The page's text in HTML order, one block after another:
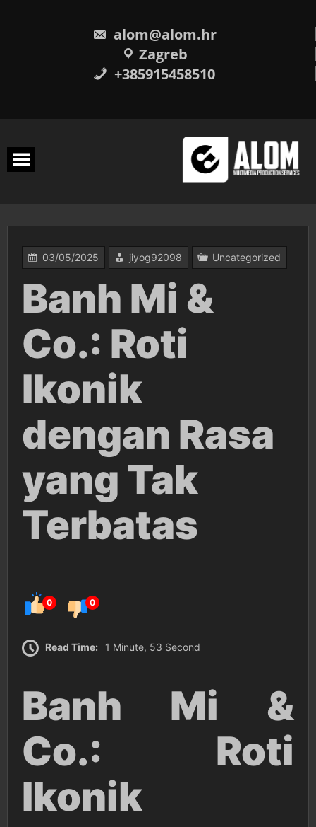
alom@alom.hr
Zagreb
+385915458510
03/05/2025 jiyog92098 Uncategorized
Banh Mi &
Co.: Roti
Ikonik
dengan Rasa
yang Tak
Terbatas
0 0
Read Time: 1 Minute, 53 Second
Banh Mi &
Co.: Roti
Ikonik